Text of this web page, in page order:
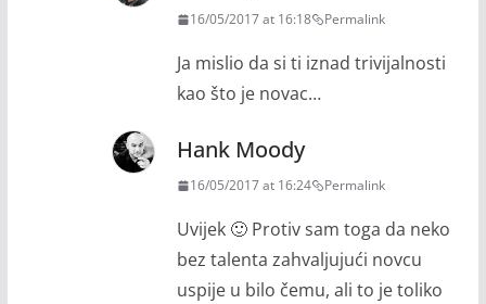
16/05/2017 at 16:18 Permalink
Ja mislio da si ti iznad trivijalnosti
kao što je novac…
Hank Moody
16/05/2017 at 16:24 Permalink
Uvijek 🙂 Protiv sam toga da neko
bez talenta zahvaljujući novcu
uspije u bilo čemu, ali to je toliko